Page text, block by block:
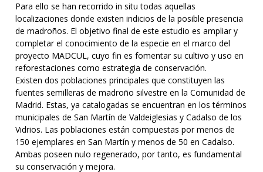
Para ello se han recorrido in situ todas aquellas
localizaciones donde existen indicios de la posible presencia
de madroños. El objetivo final de este estudio es ampliar y
completar el conocimiento de la especie en el marco del
proyecto MADCUL, cuyo fin es fomentar su cultivo y uso en
reforestaciones como estrategia de conservación.
Existen dos poblaciones principales que constituyen las
fuentes semilleras de madroño silvestre en la Comunidad de
Madrid. Estas, ya catalogadas se encuentran en los términos
municipales de San Martín de Valdeiglesias y Cadalso de los
Vidrios. Las poblaciones están compuestas por menos de
150 ejemplares en San Martín y menos de 50 en Cadalso.
Ambas poseen nulo regenerado, por tanto, es fundamental
su conservación y mejora.